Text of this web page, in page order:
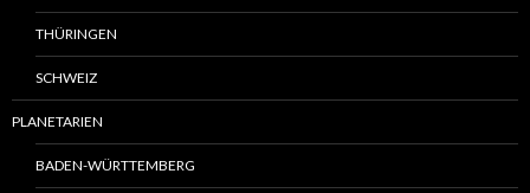
THÜRINGEN
SCHWEIZ
PLANETARIEN
BADEN-WÜRTTEMBERG